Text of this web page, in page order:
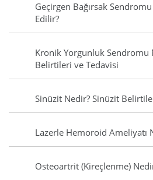
Geçirgen Bağırsak
Edilir?
Kronik Yorgunluk Sendromu
Belirtileri ve Tedavisi
Sinüzit Nedir? Sinüzit
Lazerle Hemoroid Ameliyatı
Osteoartrit (Kireçlenme)